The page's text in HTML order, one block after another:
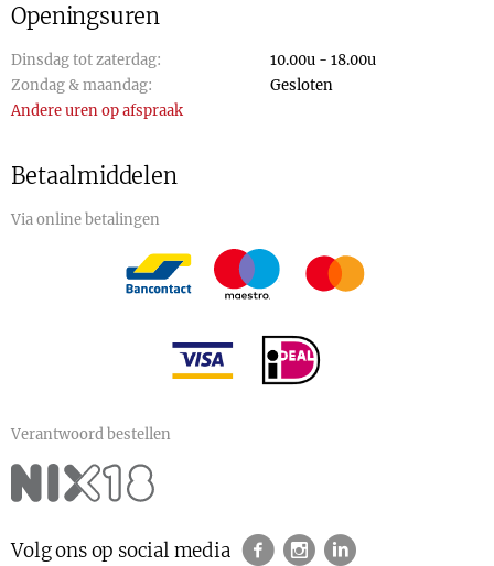
Openingsuren
Dinsdag tot zaterdag:
10.00u - 18.00u
Zondag & maandag:
Gesloten
Andere uren op afspraak
Betaalmiddelen
Via online betalingen
Verantwoord bestellen
Volg ons op social media